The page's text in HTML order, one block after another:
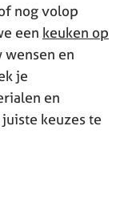
nog volop
een keuken op
en
je
en
keuzes te